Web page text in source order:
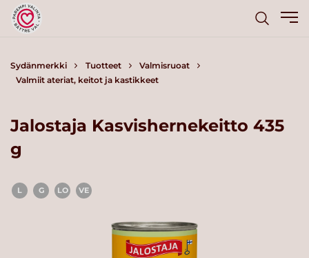
Sydänmerkki Tuotteet
Valmisruoat
Valmiit ateriat, keitot ja kastikkeet
Jalostaja Kasvishernekeitto 435
g
L G LO VE